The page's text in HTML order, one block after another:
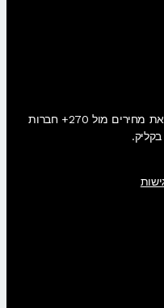
לרכבת מקרקוב
את הכרטיסים מראש משום
יהיה נמוך יותר!
© כל הזכויות שמורות – Railways – השוואת מחירים מול 270+ חברות